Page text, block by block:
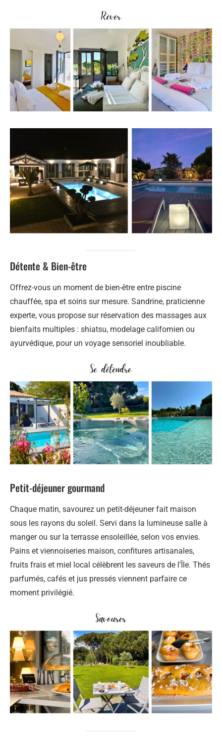
Détente & Bien-être
Offrez-vous un moment de bien-être entre piscine
chauffée, spa et soins sur mesure. Sandrine, praticienne
experte, vous propose sur réservation des massages aux
bienfaits multiples : shiatsu, modelage californien ou
ayurvédique, pour un voyage sensoriel inoubliable.
Petit-déjeuner gourmand
Chaque matin, savourez un petit-déjeuner fait maison
sous les rayons du soleil. Servi dans la lumineuse salle à
manger ou sur la terrasse ensoleillée, selon vos envies.
Pains et viennoiseries maison, confitures artisanales,
fruits frais et miel local célèbrent les saveurs de l’Île. Thés
parfumés, cafés et jus pressés viennent parfaire ce
moment privilégié.